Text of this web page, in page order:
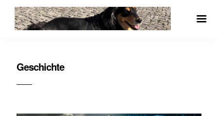
Geschichte